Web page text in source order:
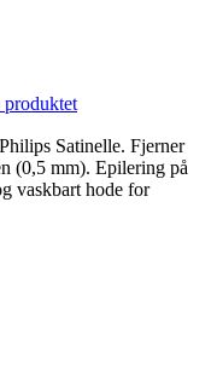
produktet
Satinelle. Fjerner
(0,5 mm). Epilering på
vaskbart hode for